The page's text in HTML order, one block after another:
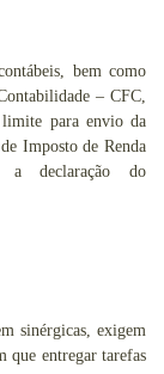
bem como
– CFC,
para envio da
Imposto de Renda
declaração do
sinérgicas, exigem
que entregar tarefas